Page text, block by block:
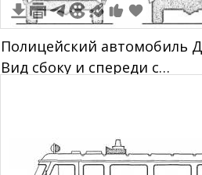
Полицейский автомобиль
Вид сбоку и спереди с